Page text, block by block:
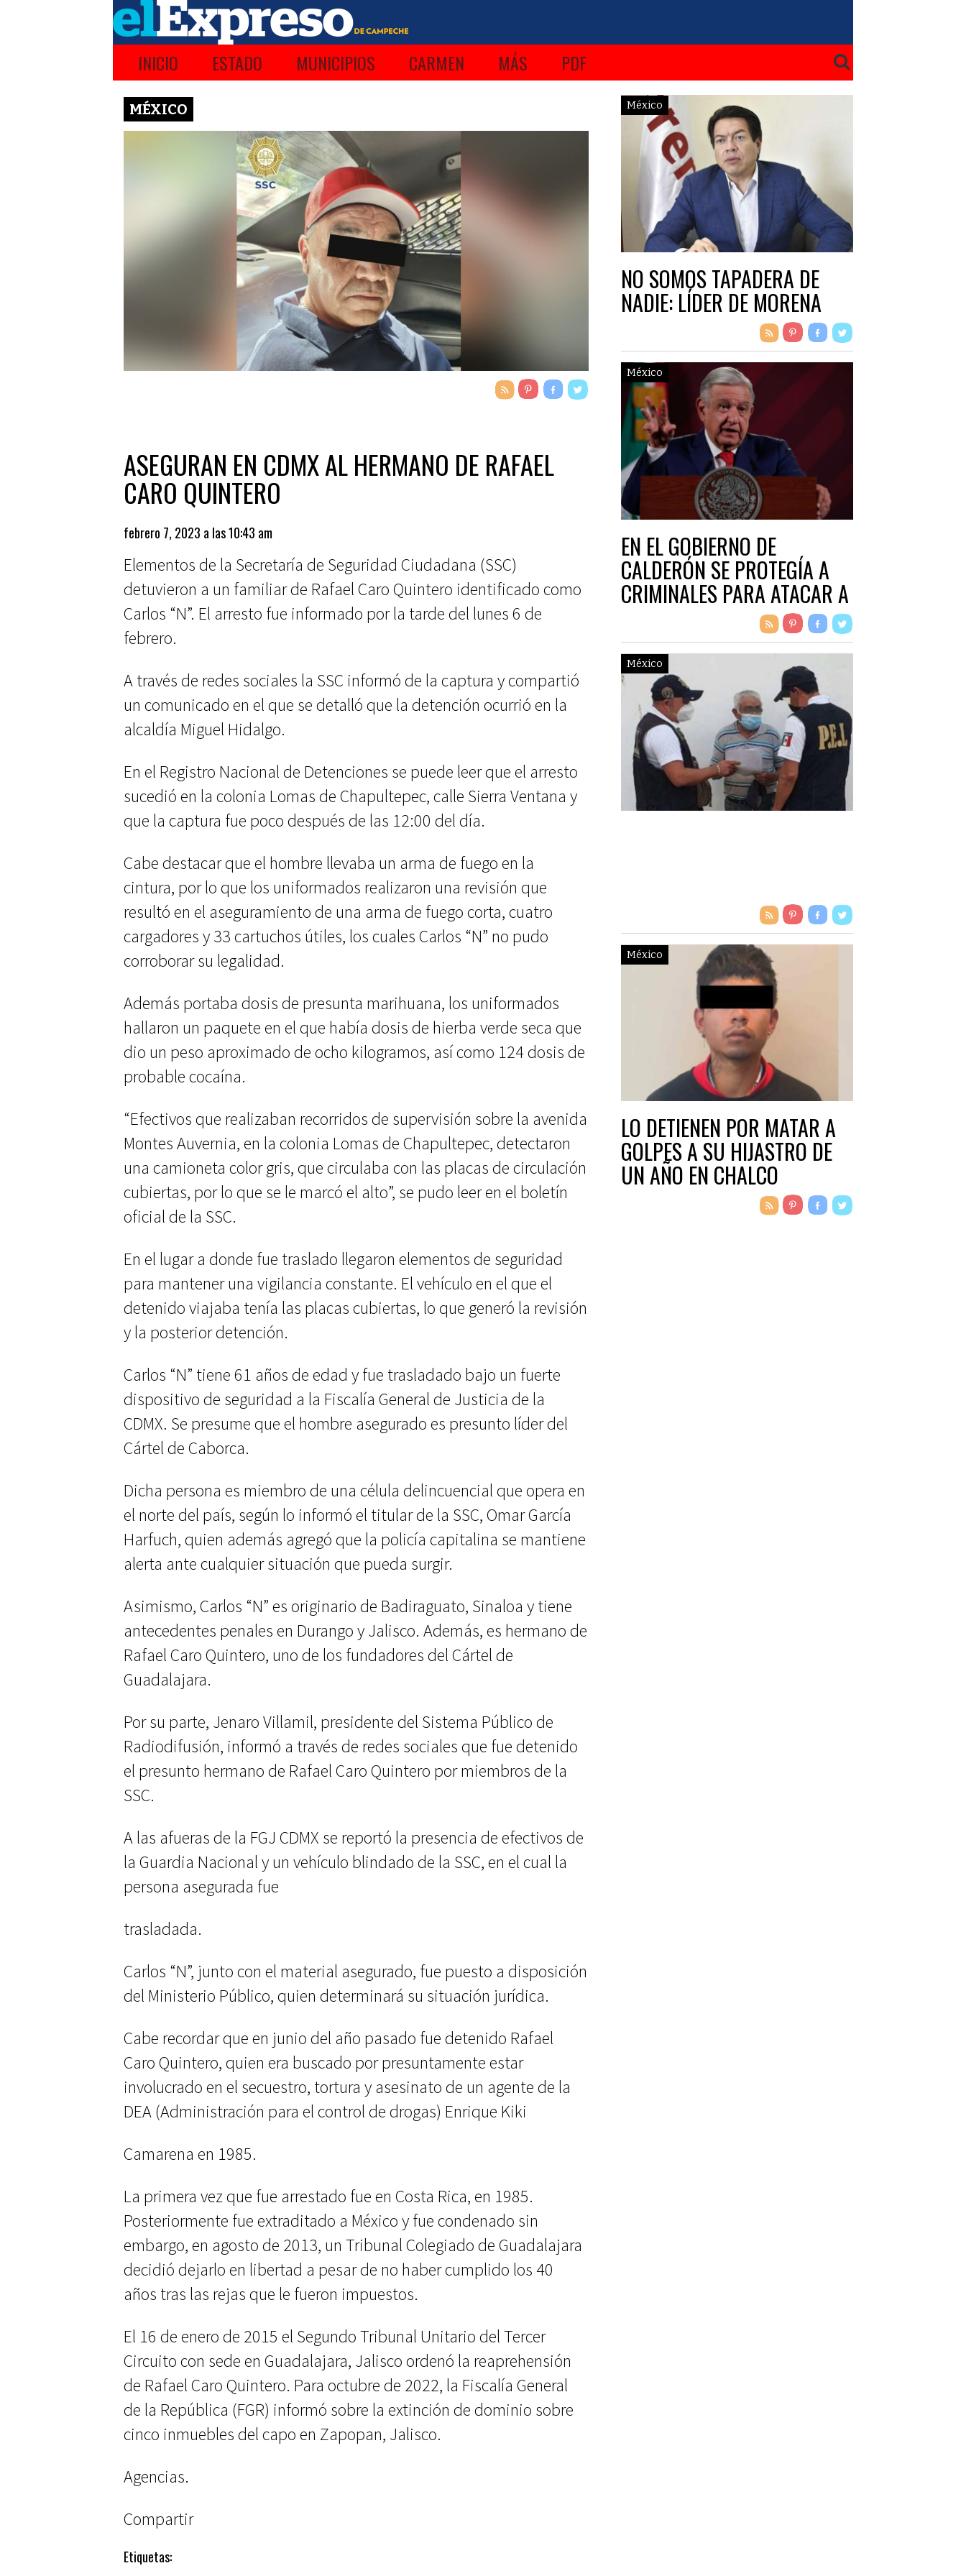
INICIO ESTADO MUNICIPIOS CARMEN MÁS PDF
MÉXICO
ASEGURAN EN CDMX AL HERMANO DE RAFAEL
CARO QUINTERO
febrero 7, 2023 a las 10:43 am
Elementos de la Secretaría de Seguridad Ciudadana (SSC)
detuvieron a un familiar de Rafael Caro Quintero identificado como
Carlos “N”. El arresto fue informado por la tarde del lunes 6 de
febrero.
A través de redes sociales la SSC informó de la captura y compartió
un comunicado en el que se detalló que la detención ocurrió en la
alcaldía Miguel Hidalgo.
En el Registro Nacional de Detenciones se puede leer que el arresto
sucedió en la colonia Lomas de Chapultepec, calle Sierra Ventana y
que la captura fue poco después de las 12:00 del día.
Cabe destacar que el hombre llevaba un arma de fuego en la
cintura, por lo que los uniformados realizaron una revisión que
resultó en el aseguramiento de una arma de fuego corta, cuatro
cargadores y 33 cartuchos útiles, los cuales Carlos “N” no pudo
corroborar su legalidad.
Además portaba dosis de presunta marihuana, los uniformados
hallaron un paquete en el que había dosis de hierba verde seca que
dio un peso aproximado de ocho kilogramos, así como 124 dosis de
probable cocaína.
“Efectivos que realizaban recorridos de supervisión sobre la avenida
Montes Auvernia, en la colonia Lomas de Chapultepec, detectaron
una camioneta color gris, que circulaba con las placas de circulación
cubiertas, por lo que se le marcó el alto”, se pudo leer en el boletín
oficial de la SSC.
En el lugar a donde fue traslado llegaron elementos de seguridad
para mantener una vigilancia constante. El vehículo en el que el
detenido viajaba tenía las placas cubiertas, lo que generó la revisión
y la posterior detención.
Carlos “N” tiene 61 años de edad y fue trasladado bajo un fuerte
dispositivo de seguridad a la Fiscalía General de Justicia de la
CDMX. Se presume que el hombre asegurado es presunto líder del
Cártel de Caborca.
Dicha persona es miembro de una célula delincuencial que opera en
el norte del país, según lo informó el titular de la SSC, Omar García
Harfuch, quien además agregó que la policía capitalina se mantiene
alerta ante cualquier situación que pueda surgir.
Asimismo, Carlos “N” es originario de Badiraguato, Sinaloa y tiene
antecedentes penales en Durango y Jalisco. Además, es hermano de
Rafael Caro Quintero, uno de los fundadores del Cártel de
Guadalajara.
Por su parte, Jenaro Villamil, presidente del Sistema Público de
Radiodifusión, informó a través de redes sociales que fue detenido
el presunto hermano de Rafael Caro Quintero por miembros de la
SSC.
A las afueras de la FGJ CDMX se reportó la presencia de efectivos de
la Guardia Nacional y un vehículo blindado de la SSC, en el cual la
persona asegurada fue
trasladada.
Carlos “N”, junto con el material asegurado, fue puesto a disposición
del Ministerio Público, quien determinará su situación jurídica.
Cabe recordar que en junio del año pasado fue detenido Rafael
Caro Quintero, quien era buscado por presuntamente estar
involucrado en el secuestro, tortura y asesinato de un agente de la
DEA (Administración para el control de drogas) Enrique Kiki
Camarena en 1985.
La primera vez que fue arrestado fue en Costa Rica, en 1985.
Posteriormente fue extraditado a México y fue condenado sin
embargo, en agosto de 2013, un Tribunal Colegiado de Guadalajara
decidió dejarlo en libertad a pesar de no haber cumplido los 40
años tras las rejas que le fueron impuestos.
El 16 de enero de 2015 el Segundo Tribunal Unitario del Tercer
Circuito con sede en Guadalajara, Jalisco ordenó la reaprehensión
de Rafael Caro Quintero. Para octubre de 2022, la Fiscalía General
de la República (FGR) informó sobre la extinción de dominio sobre
cinco inmuebles del capo en Zapopan, Jalisco.
Agencias.
Compartir
Etiquetas:
México
NO SOMOS TAPADERA DE
NADIE: LÍDER DE MORENA
México
EN EL GOBIERNO DE
CALDERÓN SE PROTEGÍA A
CRIMINALES PARA ATACAR A
México
México
LO DETIENEN POR MATAR A
GOLPES A SU HIJASTRO DE
UN AÑO EN CHALCO